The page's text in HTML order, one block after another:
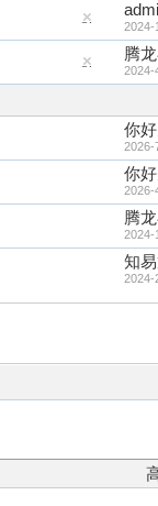
隐
藏
置
顶
帖
2024-
隐
藏
顶
腾
2024-
你
2026-
你
2026-
腾
2024-
知
2024-